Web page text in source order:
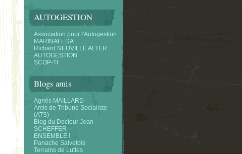
AUTOGESTION
Association pour l'Autogestion
MARINALEDA
Richard NEUVILLE ALTER
AUTOGESTION
SCOP-TI
Blogs amis
Agnès MAILLARD
Amis de Tribune Socialiste
(ATS)
Blog du Docteur Jean
SCHEFFER
ENSEMBLE !
Panache Salvetois
Terrains de Luttes